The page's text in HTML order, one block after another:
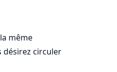
même
désirez circuler